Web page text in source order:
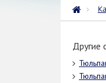
Другие